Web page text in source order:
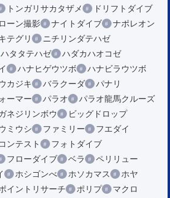
トンガリサカタザメ
ドリフトダイブ
ーン撮影 ナイトダイブ
ナポレオン
テグリ
ニチリンダテハゼ
ハタタテハゼ
ハダカハオコゼ
ハナヒゲウツボ
ハナビラウツボ
カジキ バラクーダ
パナリ
ーマー パラオ
パラオ龍馬クルーズ
ネジリンボウ
ビッグドロップ
ミウシ ファミリー
フエダイ
ンテスト
フォトダイブ
フローダイブ ベラ
ペリリュー
ホシゴンべ ホソカマス
ホヤ
イントリサーチ ポリプ
マクロ